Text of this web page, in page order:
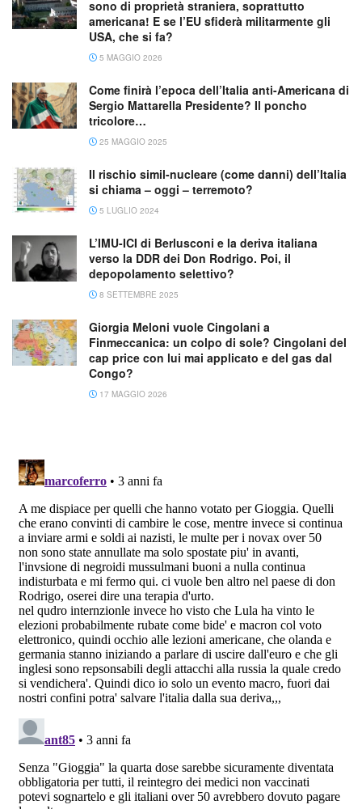
sono di proprietà straniera, soprattutto
americana! E se l’EU sfiderà militarmente gli
USA, che si fa?
5 MAGGIO 2026
Come finirà l’epoca dell’Italia anti-Americana di
Sergio Mattarella Presidente? Il poncho
tricolore…
25 MAGGIO 2025
Il rischio simil-nucleare (come danni) dell’Italia
si chiama – oggi – terremoto?
5 LUGLIO 2024
L’IMU-ICI di Berlusconi e la deriva italiana
verso la DDR dei Don Rodrigo. Poi, il
depopolamento selettivo?
8 SETTEMBRE 2025
Giorgia Meloni vuole Cingolani a
Finmeccanica: un colpo di sole? Cingolani del
cap price con lui mai applicato e del gas dal
Congo?
17 MAGGIO 2026